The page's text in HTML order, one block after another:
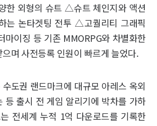
한 외형의 슈트 △슈트 체인지와 액션
는 논타겟팅 전투 △고퀄리티 그래픽
마이징 등 기존 MMORPG와 차별화한
며 사전등록 인원이 빠르게 늘었다.
도권 랜드마크에 대규모 아레스 옥외
등 출시 전 게임 알리기에 박차를 가하
전세계 누적 1억 다운로드를 기록한